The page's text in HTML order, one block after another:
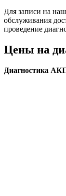
Для записи на
обслуживания
проведение
Цены на
Диагностика